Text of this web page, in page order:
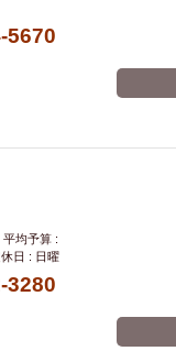
5670
均予算 :
日 : 日曜
3280